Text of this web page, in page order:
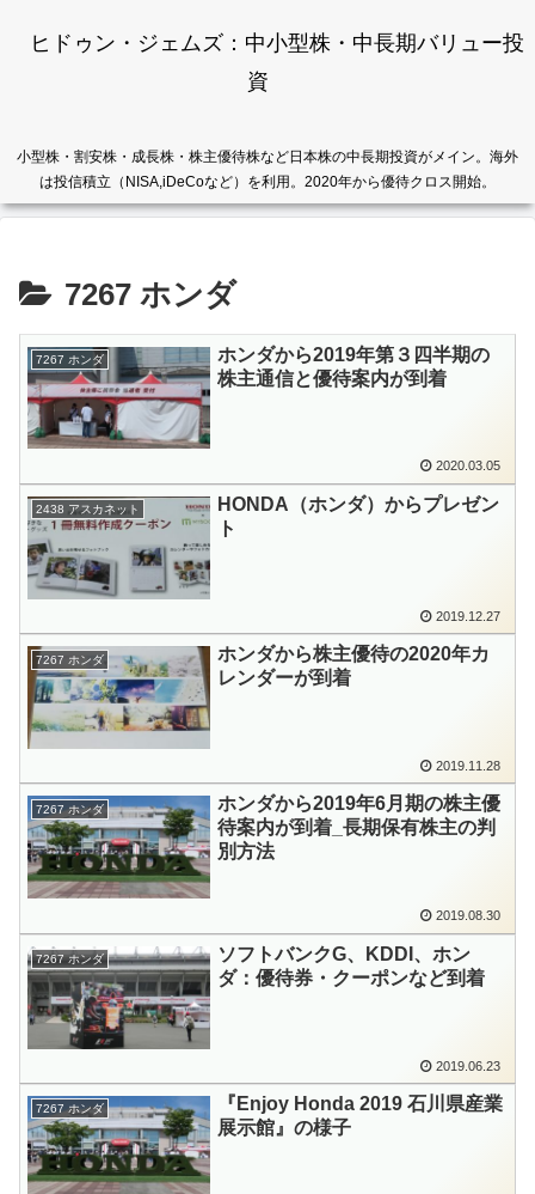
ヒドゥン・ジェムズ：中小型株・中長期バリュー投
資
小型株・割安株・成長株・株主優待株など日本株の中長期投資がメイン。海外
は投信積立（NISA,iDeCoなど）を利用。2020年から優待クロス開始。
7267 ホンダ
7267 ホンダ
ホンダから2019年第３四半期の
株主通信と優待案内が到着
2020.03.05
2438 アスカネット
HONDA（ホンダ）からプレゼン
ト
2019.12.27
7267 ホンダ
ホンダから株主優待の2020年カ
レンダーが到着
2019.11.28
7267 ホンダ
ホンダから2019年6月期の株主優
待案内が到着_長期保有株主の判
別方法
2019.08.30
7267 ホンダ
ソフトバンクG、KDDI、ホン
ダ：優待券・クーポンなど到着
2019.06.23
7267 ホンダ
『Enjoy Honda 2019 石川県産業
展示館』の様子